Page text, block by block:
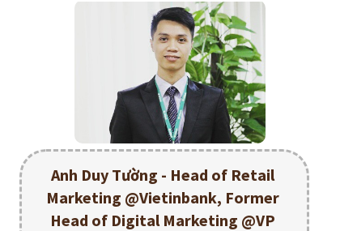
Anh Duy Tường - Head of Retail
Marketing @Vietinbank, Former
Head of Digital Marketing @VP